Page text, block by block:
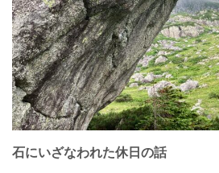
石にいざなわれた休日の話